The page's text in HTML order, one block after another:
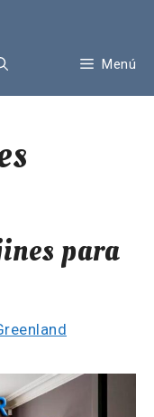
Menú
para